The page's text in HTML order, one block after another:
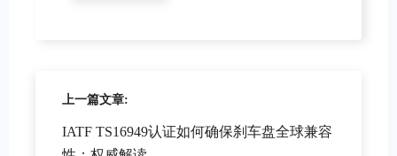
上一篇文章:
IATF TS16949认证如何确保刹车盘全球兼容